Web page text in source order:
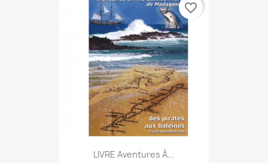
LIVRE Aventures À...
favorite_border